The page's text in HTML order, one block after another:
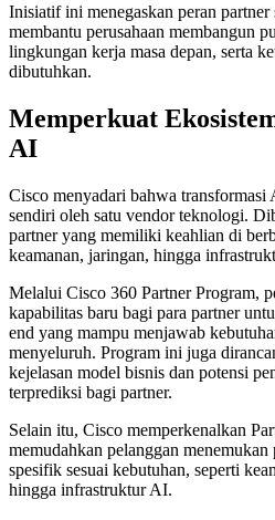
Inisiatif ini menegaskan peran
membantu perusahaan membangun
lingkungan kerja masa depan, serta
dibutuhkan.
Memperkuat
AI
Cisco menyadari bahwa
sendiri oleh satu vendor teknologi.
partner yang memiliki keahlian di
keamanan, jaringan, hingga
Melalui Cisco 360 Partner Program,
kapabilitas baru bagi para partner
end yang mampu menjawab
menyeluruh. Program ini juga
kejelasan model bisnis dan potensi
terprediksi bagi partner.
Selain itu, Cisco memperkenalkan
memudahkan pelanggan menemukan
spesifik sesuai kebutuhan, seperti
hingga infrastruktur AI.